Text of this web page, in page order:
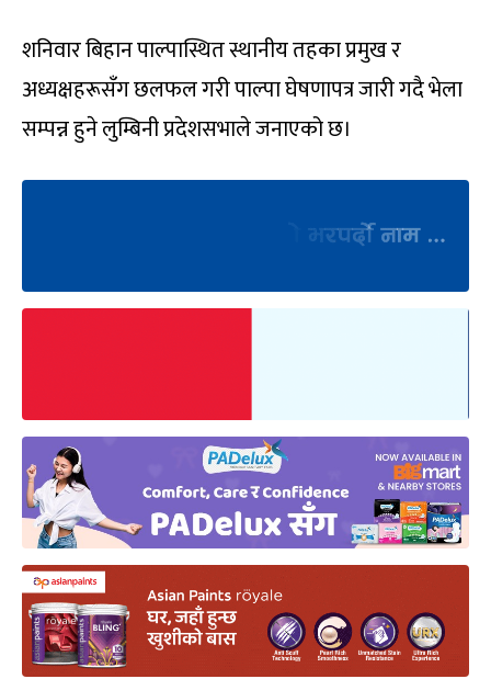
शनिवार बिहान पाल्पास्थित स्थानीय तहका प्रमुख र
अध्यक्षहरूसँग छलफल गरी पाल्पा घेषणापत्र जारी गदै भेला
सम्पन्न हुने लुम्बिनी प्रदेशसभाले जनाएको छ।